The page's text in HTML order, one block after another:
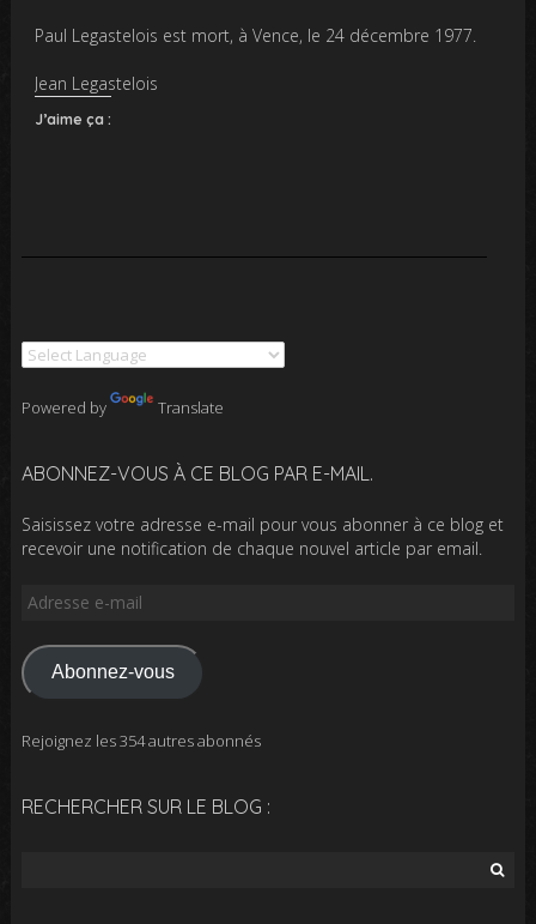
Paul Legastelois est mort, à Vence, le 24 décembre 1977.
Jean Legastelois
J’aime ça :
Powered by Translate
ABONNEZ-VOUS À CE BLOG PAR E-MAIL.
Saisissez votre adresse e-mail pour vous abonner à ce blog et
recevoir une notification de chaque nouvel article par email.
Adresse
mail
Abonnez-vous
Rejoignez les 354 autres abonnés
RECHERCHER SUR LE BLOG :